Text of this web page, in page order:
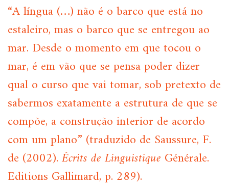
“A língua (…) não é o barco que está no
estaleiro, mas o barco que se entregou ao
mar. Desde o momento em que tocou o
mar, é em vão que se pensa poder dizer
qual o curso que vai tomar, sob pretexto de
sabermos exatamente a estrutura de que se
compõe, a construção interior de acordo
com um plano” (traduzido de Saussure, F.
de (2002).Écrits de Linguistique Générale.
Editions Gallimard, p. 289).